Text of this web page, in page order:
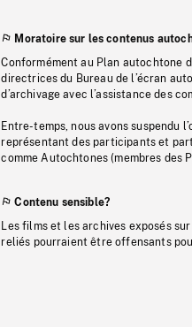
Moratoire sur les contenus
Conformément au Plan autochtone
directrices du Bureau de l’écran
d’archivage avec l’assistance des
Entre-temps, nous avons suspendu
représentant des participants et
comme Autochtones (membres des
Contenu sensible?
Les films et les archives exposés
reliés pourraient être offensants